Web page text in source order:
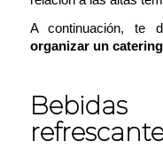
A continuación, te
organizar un